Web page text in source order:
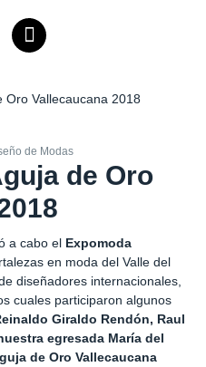
de Modas
de Oro
a cabo el Expomoda
en moda del Valle del
diseñadores internacionales,
cuales participaron algunos
Giraldo Rendón, Raul
egresada María del
de Oro Vallecaucana